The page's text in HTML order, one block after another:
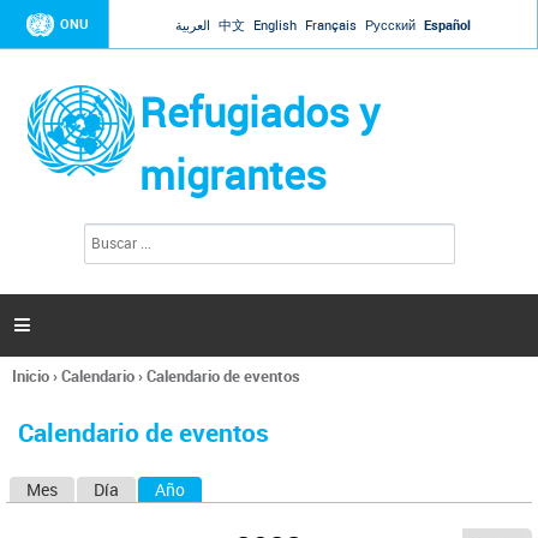
Jump to navigation
ONU العربية 中文 English Français Русский Español
Refugiados y
migrantes
l
s

Se
usted
Inicio›Calendario›Calendario de eventos
Calendario de eventos
Mes Día Año